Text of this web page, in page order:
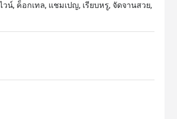
น์, ค็อกเทล, แชมเปญ, เรียบหรู, จัดจานสวย,